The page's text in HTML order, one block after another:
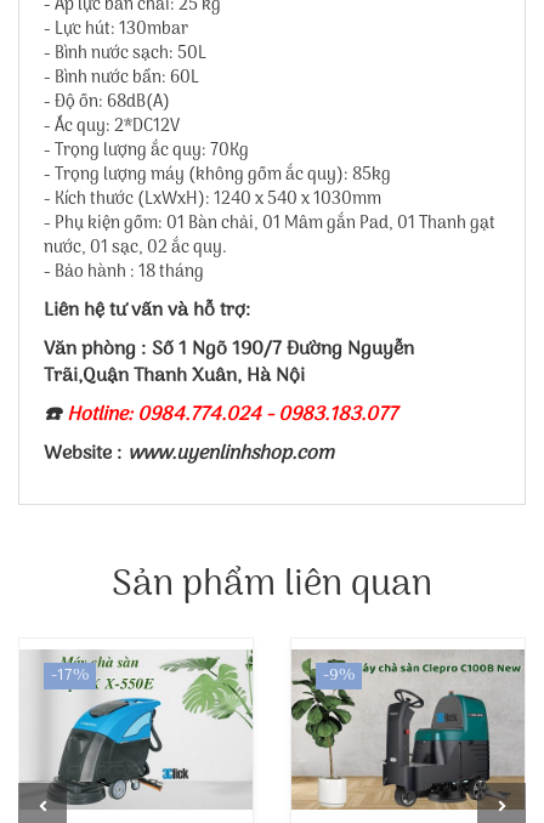
- Lực hút: 130mbar
- Bình nước sạch: 50L
- Bình nước bẩn: 60L
- Độ ồn: 68dB(A)
- Ắc quy: 2*DC12V
- Trọng lượng ắc quy: 70Kg
- Trọng lượng máy (không gồm ắc quy): 85kg
- Kích thước (LxWxH): 1240 x 540 x 1030mm
- Phụ kiện gồm: 01 Bàn chải, 01 Mâm gắn Pad, 01 Thanh gạt
nước, 01 sạc, 02 ắc quy.
- Bảo hành : 18 tháng
Liên hệ tư vấn và hỗ trợ:
Văn phòng : Số 1 Ngõ 190/7 Đường Nguyễn
Trãi,Quận Thanh Xuân, Hà Nội
☎️Hotline: 0984.774.024 - 0983.183.077
Website : www.uyenlinhshop.com
Sản phẩm liên quan
-17% -9%